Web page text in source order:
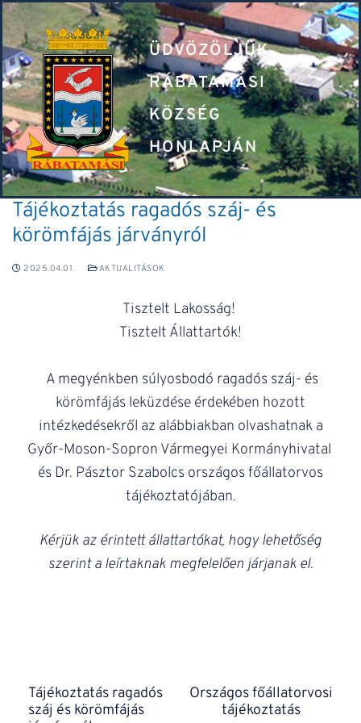
ÜDVÖZÖLJÜK
RÁBATAMÁSI
KÖZSÉG
HONLAPJÁN
Tájékoztatás ragadós száj- és
körömfájás járványról
2025.04.01. AKTUALITÁSOK
Tisztelt Lakosság!
Tisztelt Állattartók!
A megyénkben súlyosbodó ragadós száj- és
körömfájás leküzdése érdekében hozott
intézkedésekről az alábbiakban olvashatnak a
Győr-Moson-Sopron Vármegyei Kormányhivatal
és Dr. Pásztor Szabolcs országos főállatorvos
tájékoztatójában.
Kérjük az érintett állattartókat, hogy lehetőség
szerint a leírtaknak megfelelően járjanak el.
Tájékoztatás ragadós
száj és körömfájás
Országos főállatorvosi
tájékoztatás